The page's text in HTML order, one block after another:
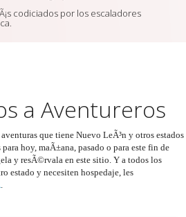
codiciados por los escaladores
a Aventureros
que tiene Nuevo LeÃ³n y otros estados
hoy, maÃ±ana, pasado o para este fin de
y resÃ©rvala en este sitio. Y a todos los
estado y necesiten hospedaje, les